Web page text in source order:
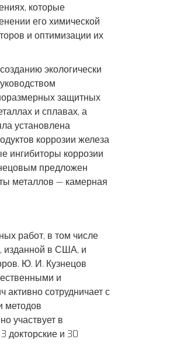
которые
его химической
и оптимизации их
экологически
защитных
и сплавах, а
установлена
коррозии железа
ингибиторы коррозии
предложен
металлов — камерная
работ, в том числе
изданной в США, и
Ю. И. Кузнецов
и
сотрудничает с
методов
участвует в
докторские и 30